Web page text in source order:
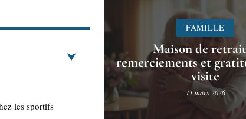
les sportifs
FAMILLE
Maison de
remerciements et
visite
11 mars 2026